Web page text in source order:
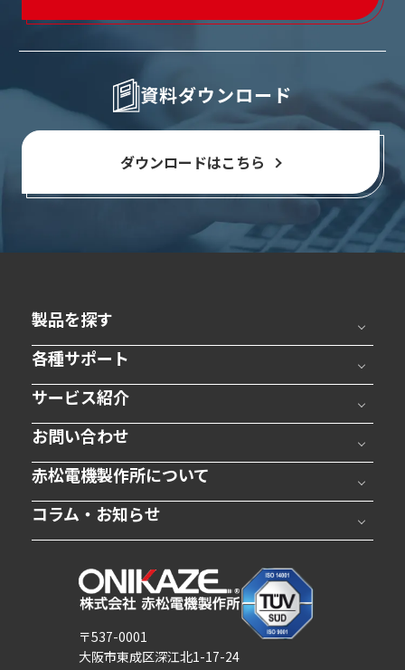
資料ダウンロード
ダウンロードはこちら
製品を探す
各種サポート
サービス紹介
お問い合わせ
赤松電機製作所について
コラム・お知らせ
〒537-0001
大阪市東成区深江北1-17-24